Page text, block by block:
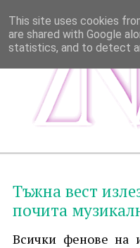
Тъжна вест
почита
Всички фенове на
This site uses cookies
are shared with Google
statistics, and to detect